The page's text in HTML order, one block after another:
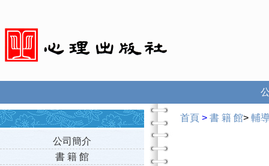
公司簡介
書 籍 館
首頁 > 書 籍 館> 輔